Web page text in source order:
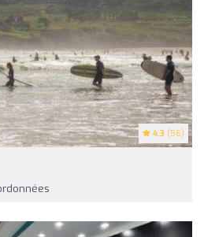
4.3 (56)